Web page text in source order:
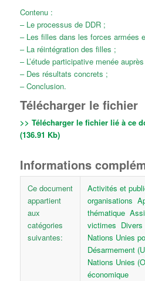
Contenu :
– Le processus de DDR ;
– Les filles dans les forces armées
– La réintégration des filles ;
– L’étude participative menée
– Des résultats concrets ;
– Conclusion.
Télécharger le fichier
>> Télécharger le fichier lié à ce
(136.91 Kb)
Informations
Ce document
appartient
aux
catégories
suivantes:
Activités et
organisations
thématique
victimes Divers
Nations Unies
Désarmement
Nations Unies
économique